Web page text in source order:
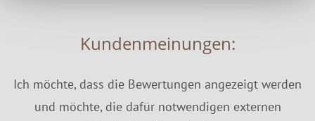
Kundenmeinungen:
Ich möchte, dass die Bewertungen angezeigt werden
und möchte, die dafür notwendigen externen